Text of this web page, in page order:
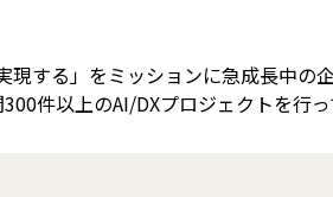
する」をミッションに急成長中の
件以上のAI/DXプロジェクトを行